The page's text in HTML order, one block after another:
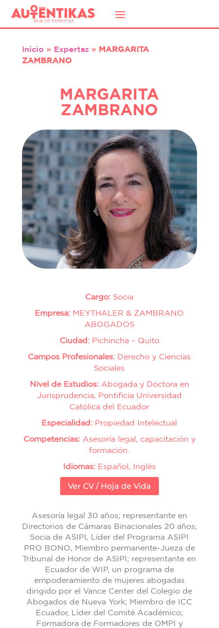
Inicio » Expertas» MARGARITA
ZAMBRANO
MARGARITA
ZAMBRANO
Cargo: Socia
Empresa: MEYTHALER & ZAMBRANO
ABOGADOS
Ciudad: Pichincha – Quito
Campos Profesionales: Derecho y Ciencias
Sociales
Nivel de Estudios: Abogada y Doctora en
Jurisprudencia, Pontificia Universidad
Católica del Ecuador
Especialidad: Propiedad Intelectual
Competencias: Asesoría legal, capacitación y
formación.
Idiomas: Español, Inglés
Ver CV / Hoja de Vida
Asesoría legal 30 años; representante en
Directorios de Cámaras Binacionales 20 años;
Socia de ASIPI, Líder del Programa ASIPI
PRO BONO, Miembro permanente-Jueza de
Tribunal de Honor de ASIPI; representante en
Ecuador de WIP, un programa de
empoderamiento de mujeres abogadas
dirigido por el Vance Center del Colegio de
Abogados de Nueva York; Miembro de ICC
Ecuador, Líder del Comité Académico;
Formadora de Formadores de OMPI y